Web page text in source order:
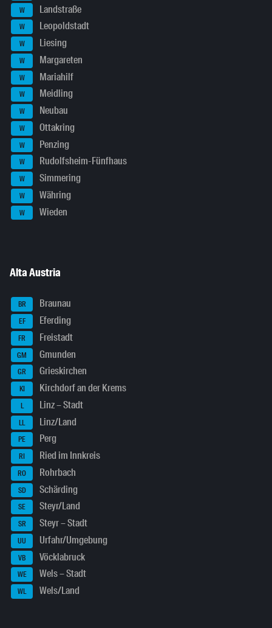
W Landstraße
W Leopoldstadt
W Liesing
W Margareten
W Mariahilf
W Meidling
W Neubau
W Ottakring
W Penzing
W Rudolfsheim-Fünfhaus
W Simmering
W Währing
W Wieden
Alta Austria
BR Braunau
EF Eferding
FR Freistadt
GM Gmunden
GR Grieskirchen
KI Kirchdorf an der Krems
L Linz – Stadt
LL Linz/Land
PE Perg
RI Ried im Innkreis
RO Rohrbach
SD Schärding
SE Steyr/Land
SR Steyr – Stadt
UU Urfahr/Umgebung
VB Vöcklabruck
WE Wels – Stadt
WL Wels/Land